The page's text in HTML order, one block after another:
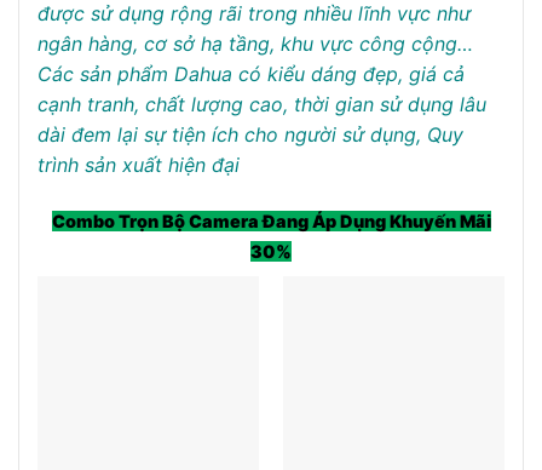
được sử dụng rộng rãi trong nhiều lĩnh vực như
ngân hàng, cơ sở hạ tầng, khu vực công cộng…
Các sản phẩm Dahua có kiểu dáng đẹp, giá cả
cạnh tranh, chất lượng cao, thời gian sử dụng lâu
dài đem lại sự tiện ích cho người sử dụng, Quy
trình sản xuất hiện đại
Combo Trọn Bộ Camera Đang Áp Dụng Khuyến Mãi
30%